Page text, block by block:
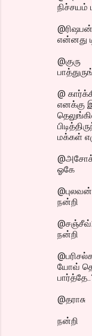
நிச்சயம்
@ரிஷபன்
என்னது
@குரு
@
எனக்கு
மக்கள்
ஓகே
@புலவன்
நன்றி
நன்றி
யோவ்
@தராசு
நன்றி